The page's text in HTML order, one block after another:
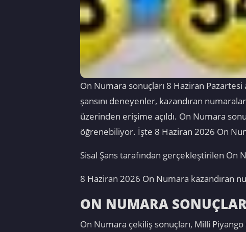
On Numara sonuçları 8 Haziran
şansını deneyenler, kazandıran
üzerinden erişime açıldı. On Numara
öğrenebiliyor. İşte 8 Haziran 2026 On
Sisal Şans tarafından gerçekleştirilen On
8 Haziran 2026 On Numara kazandıran
ON NUMARA
On Numara çekiliş sonuçları, Milli